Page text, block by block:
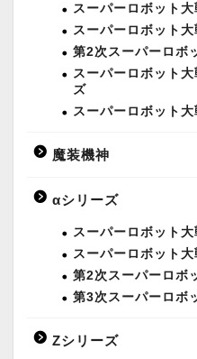
スーパーロボット大
スーパーロボット
第2次スーパーロボ
スーパーロボット
ズ
スーパーロボット
魔装機神
αシリーズ
スーパーロボット
スーパーロボット
第2次スーパーロボ
第3次スーパーロボ
Zシリーズ